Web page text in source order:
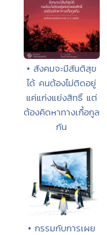
• สังคมจะมีสันติสุข
ได้ คนต้องไม่ติดอยู่
แค่แก่งแย่งสิทธิ์ แต่
ต้องคิดหาทางเกื้อกูล
กัน
• กรรมกับการเผย